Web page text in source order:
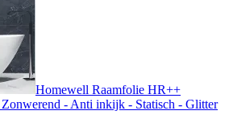
Homewell Raamfolie HR++
- Anti inkijk - Statisch - Glitter